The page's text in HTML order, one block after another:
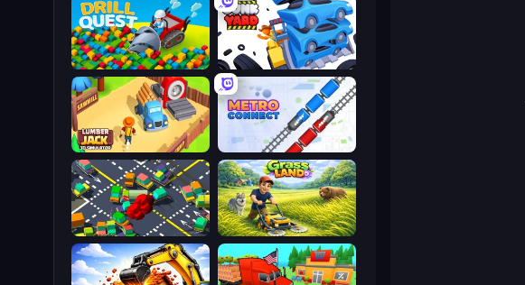
Junkyard Sim
Drill Quest
Metro Connect
Lumberjack 3D Simulator
Grass Land
Slightly Annoying Traffic